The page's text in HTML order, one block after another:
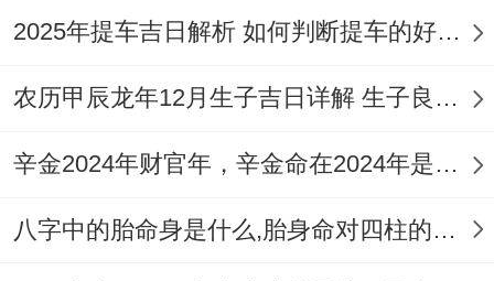
六
二
东
作灶、会亲友
下旬。为咱们提供了多种选择...每一个日子
要依据具体情况来选择最适合的日子。
2025年提车吉日解析 如何判断提车的好日子
农历甲辰龙年12月生子吉日详解 生子良辰的影响因素
辛金2024年财官年，辛金命在2024年是财官年还是财印年
八字中的胎命身是什么,胎身命对四柱的影响